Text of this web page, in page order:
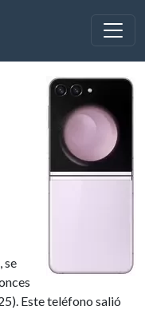
se
Este teléfono salió